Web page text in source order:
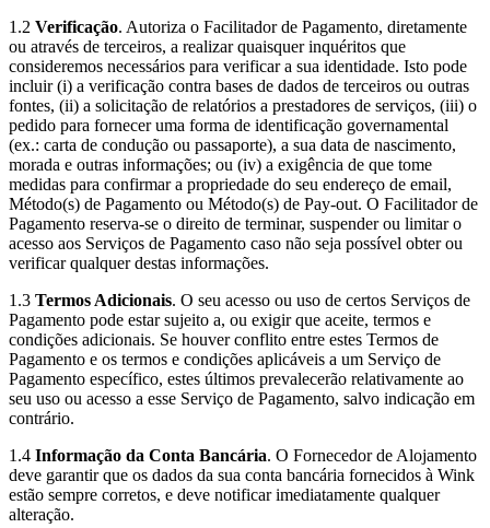
1.2 Verificação. Autoriza o Facilitador de Pagamento, diretamente
ou através de terceiros, a realizar quaisquer inquéritos que
consideremos necessários para verificar a sua identidade. Isto pode
incluir (i) a verificação contra bases de dados de terceiros ou outras
fontes, (ii) a solicitação de relatórios a prestadores de serviços, (iii) o
pedido para fornecer uma forma de identificação governamental
(ex.: carta de condução ou passaporte), a sua data de nascimento,
morada e outras informações; ou (iv) a exigência de que tome
medidas para confirmar a propriedade do seu endereço de email,
Método(s) de Pagamento ou Método(s) de Pay-out. O Facilitador de
Pagamento reserva-se o direito de terminar, suspender ou limitar o
acesso aos Serviços de Pagamento caso não seja possível obter ou
verificar qualquer destas informações.
1.3 Termos Adicionais. O seu acesso ou uso de certos Serviços de
Pagamento pode estar sujeito a, ou exigir que aceite, termos e
condições adicionais. Se houver conflito entre estes Termos de
Pagamento e os termos e condições aplicáveis a um Serviço de
Pagamento específico, estes últimos prevalecerão relativamente ao
seu uso ou acesso a esse Serviço de Pagamento, salvo indicação em
contrário.
1.4 Informação da Conta Bancária. O Fornecedor de Alojamento
deve garantir que os dados da sua conta bancária fornecidos à Wink
estão sempre corretos, e deve notificar imediatamente qualquer
alteração.